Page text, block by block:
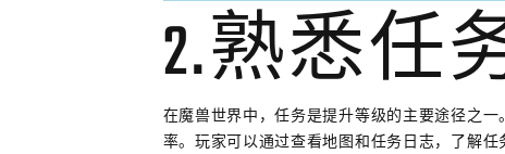
2.熟悉任
在魔兽世界中，任务是提升等级的主要途径之
率。玩家可以通过查看地图和任务日志，了解